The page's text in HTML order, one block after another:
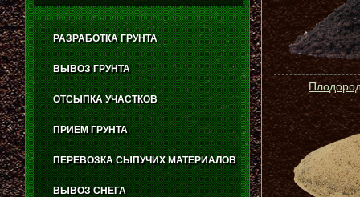
РАЗРАБОТКА ГРУНТА
ВЫВОЗ ГРУНТА
ОТСЫПКА УЧАСТКОВ
ПРИЕМ ГРУНТА
ПЕРЕВОЗКА СЫПУЧИХ МАТЕРИАЛОВ
ВЫВОЗ СНЕГА